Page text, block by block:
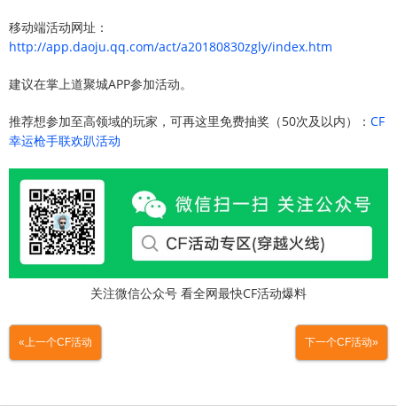
移动端活动网址：
http://app.daoju.qq.com/act/a20180830zgly/index.htm
建议在掌上道聚城APP参加活动。
推荐想参加至高领域的玩家，可再这里免费抽奖（50次及以内）： CF
幸运枪手联欢趴活动
关注微信公众号 看全网最快CF活动爆料
«上一个CF活动 下一个CF活动»